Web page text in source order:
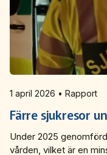
1 april 2026 • Rapport
Färre sjukresor
Under 2025
vården, vilket är en